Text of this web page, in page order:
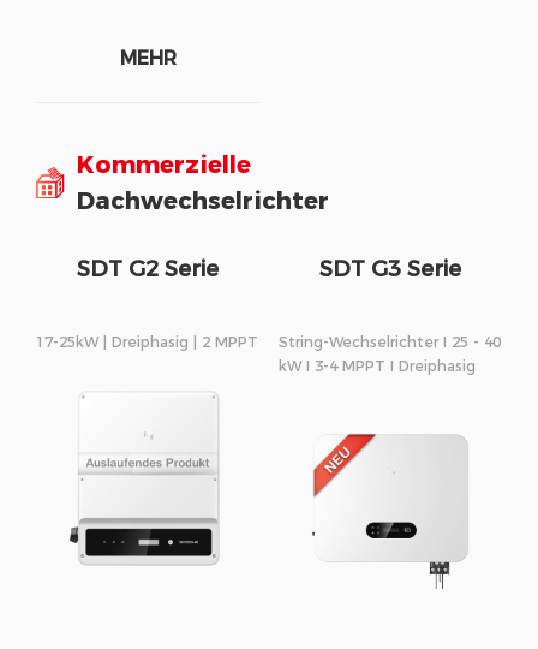
MEHR
Kommerzielle
Dachwechselrichter
SDT G2 Serie
17-25kW | Dreiphasig | 2 MPPT
SDT G3 Serie
String-Wechselrichter I 25 - 40
kW I 3-4 MPPT I Dreiphasig